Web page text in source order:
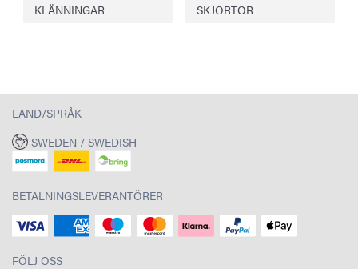
KLÄNNINGAR SKJORTOR
LAND/SPRÅK
SWEDEN / SWEDISH
BETALNINGSLEVERANTÖRER
FÖLJ OSS